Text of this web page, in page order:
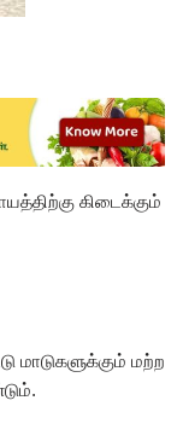
கிடைக்கும்
மற்ற